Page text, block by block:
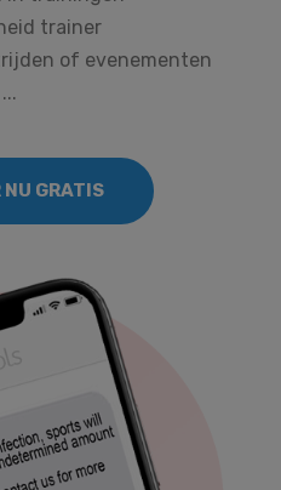
trainer
of evenementen
...
NU GRATIS